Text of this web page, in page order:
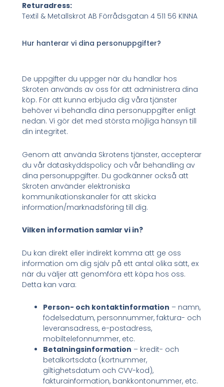
Returadress:
Textil & Metallskrot AB Förrådsgatan 4 511 56 KINNA
Hur hanterar vi dina personuppgifter?
De uppgifter du uppger när du handlar hos
Skroten används av oss för att administrera dina
köp. För att kunna erbjuda dig våra tjänster
behöver vi behandla dina personuppgifter enligt
nedan. Vi gör det med största möjliga hänsyn till
din integritet.
Genom att använda Skrotens tjänster, accepterar
du vår dataskyddspolicy och vår behandling av
dina personuppgifter. Du godkänner också att
Skroten använder elektroniska
kommunikationskanaler för att skicka
information/marknadsföring till dig.
Vilken information samlar vi in?
Du kan direkt eller indirekt komma att ge oss
information om dig själv på ett antal olika sätt, ex
när du väljer att genomföra ett köpa hos oss.
Detta kan vara:
Person- och kontaktinformation – namn,
födelsedatum, personnummer, faktura- och
leveransadress, e-postadress,
mobiltelefonnummer, etc.
Betalningsinformation – kredit- och
betalkortsdata (kortnummer,
giltighetsdatum och CVV-kod),
fakturainformation, bankkontonummer, etc.